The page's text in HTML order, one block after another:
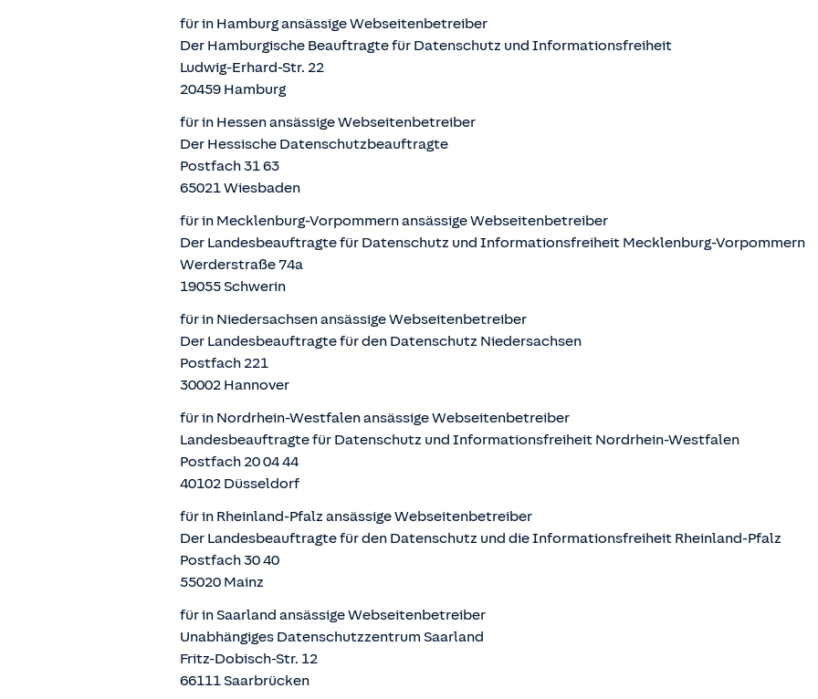
für in Hamburg ansässige Webseitenbetreiber
Der Hamburgische Beauftragte für Datenschutz und Informationsfreiheit
Ludwig-Erhard-Str. 22
20459 Hamburg
für in Hessen ansässige Webseitenbetreiber
Der Hessische Datenschutzbeauftragte
Postfach 31 63
65021 Wiesbaden
für in Mecklenburg-Vorpommern ansässige Webseitenbetreiber
Der Landesbeauftragte für Datenschutz und Informationsfreiheit Mecklenburg-Vorpommern
Werderstraße 74a
19055 Schwerin
für in Niedersachsen ansässige Webseitenbetreiber
Der Landesbeauftragte für den Datenschutz Niedersachsen
Postfach 221
30002 Hannover
für in Nordrhein-Westfalen ansässige Webseitenbetreiber
Landesbeauftragte für Datenschutz und Informationsfreiheit Nordrhein-Westfalen
Postfach 20 04 44
40102 Düsseldorf
für in Rheinland-Pfalz ansässige Webseitenbetreiber
Der Landesbeauftragte für den Datenschutz und die Informationsfreiheit Rheinland-Pfalz
Postfach 30 40
55020 Mainz
für in Saarland ansässige Webseitenbetreiber
Unabhängiges Datenschutzzentrum Saarland
Fritz-Dobisch-Str. 12
66111 Saarbrücken